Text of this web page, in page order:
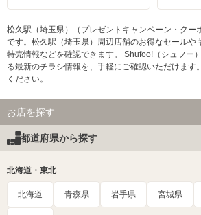
松久駅（埼玉県）（プレゼントキャンペーン・クー
です。松久駅（埼玉県）周辺店舗のお得なセールや
特売情報などを確認できます。 Shufoo!（シュフー
る最新のチラシ情報を、手軽にご確認いただけます
ください。
お店を探す
都道府県から探す
北海道・東北
北海道 青森県 岩手県 宮城県